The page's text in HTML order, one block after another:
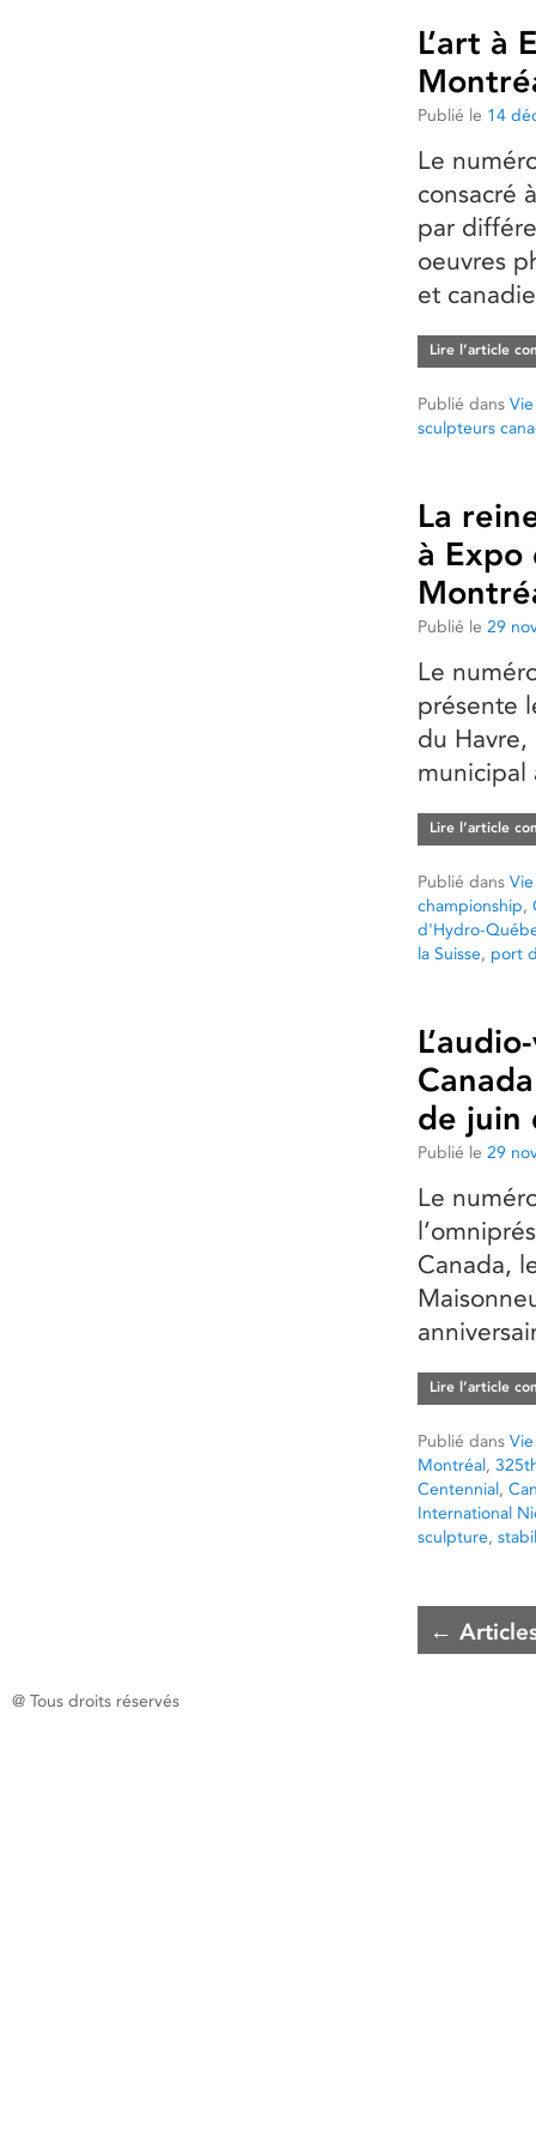
L’art à
Publié le 14
Le
consacré
par
oeuvres
et
Lire l’article
Publié dans
sculpteurs
La
à Expo
Publié le 29
Le
présente
du
municipal
Lire l’article
Publié dans
championship,
d'Hydro-
la Suisse, port
de juin
Publié le 29
Le
Canada,
Lire l’article
Publié dans
Montréal,
Centennial,
International
sculpture,
←
@ Tous droits réservés